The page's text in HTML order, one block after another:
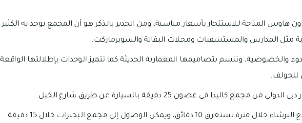
هاوس المتاحة للاستئجار بأسعار مناسبة، ومن الجدير بالذكر هو أن المجمع يوجد به الكثير
مثل المدارس والمستشفيات ومحلات البقالة والسوبرماركت.
والخصوصية، وتتسم بتصاميمها المعمارية الحديثة كما تتميز الوحدات بإطلالتها الواقعة
للجولف.
كاليدا في غضون 25 دقيقة بالسيارة عن طريق شارع الخيل.
10 دقائق، ويمكن الوصول إلى مجمع البحيرات خلال 15 دقيقة.